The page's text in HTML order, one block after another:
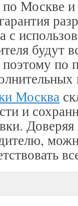
по Москве
с
будут
по
Москва
и